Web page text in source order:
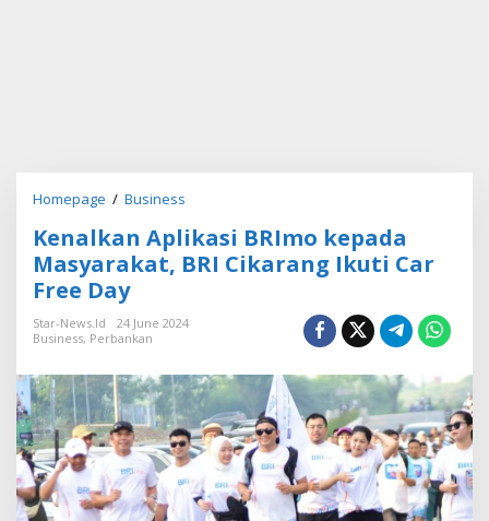
Homepage / Business
n
a
l
a
p
i
k
a
s
Kenalkan Aplikasi BRImo kepada
Masyarakat, BRI Cikarang Ikuti Car
Free Day
Star-News.id
24 June 2024
Business, Perbankan